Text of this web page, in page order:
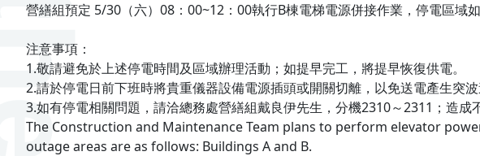
營繕組預定 5/30（六）08：00~12：00執行B棟電梯電源併接作業，停電區域
注意事項：
1.敬請避免於上述停電時間及區域辦理活動；如提早完工，將提早恢復供電。
2.請於停電日前下班時將貴重儀器設備電源插頭或開關切離，以免送電產生突波
3.如有停電相關問題，請洽總務處營繕組戴良伊先生，分機2310～2311；造成
The Construction and Maintenance Team plans to perform elevator
outage areas are as follows: Buildings A and B.